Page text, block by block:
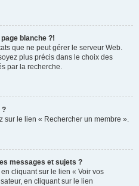
blanche ?!
que ne peut gérer le serveur Web.
plus précis dans le choix des
par la recherche.
?
sur le lien « Rechercher un membre ».
messages et sujets ?
cliquant sur le lien « Voir vos
en cliquant sur le lien